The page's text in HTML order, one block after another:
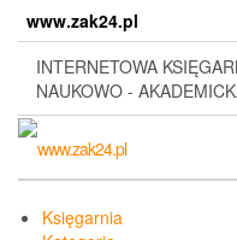
content
www.zak24.pl
INTERNETOWA
NAUKOWO -
Księgarnia